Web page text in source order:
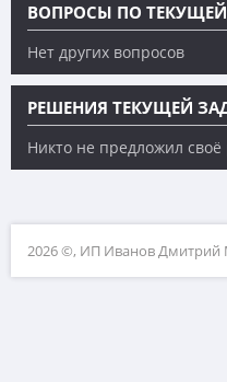
ВОПРОСЫ ПО
Нет других вопросов
РЕШЕНИЯ ТЕКУЩЕЙ
Никто не предложил
2026 ©, ИП Иванов Дмитрий